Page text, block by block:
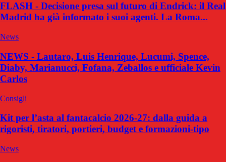
FLASH - Decisione presa sul futuro di Endrick: il Real
Madrid ha già informato i suoi agenti. La Roma...
News
NEWS - Lautaro, Luis Henrique, Lucumi, Spence,
Diaby, Marianucci, Fofana, Zeballos e ufficiale Kevin
Carlos
Consigli
Kit per l’asta al fantacalcio 2026-27: dalla guida a
rigoristi, tiratori, portieri, budget e formazioni-tipo
News